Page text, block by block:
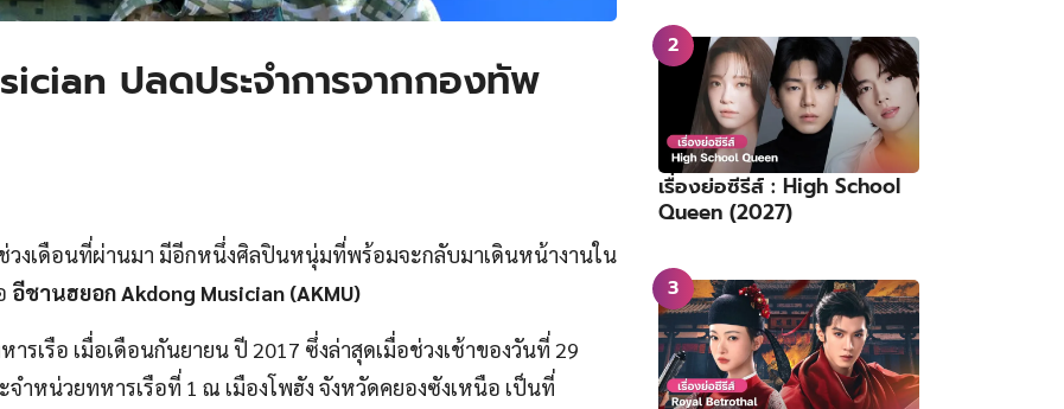
ปลดประจำการจากกองทัพ
วงเดือนที่ผ่านมา มีอีกหนึ่งศิลปินหนุ่มที่พร้อมจะกลับมาเดินหน้างานใน
อีชานฮยอก Akdong Musician (AKMU)
รเรือ เมื่อเดือนกันยายน ปี 2017 ซึ่งล่าสุดเมื่อช่วงเช้าของวันที่ 29
ำหน่วยทหารเรือที่ 1 ณ เมืองโพฮัง จังหวัดคยองซังเหนือ เป็นที่
เรื่องย่อซีรีส์ : High School
Queen (2027)